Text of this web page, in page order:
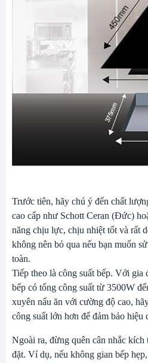
Trước tiên, hãy chú ý đến chất
cao cấp như Schott Ceran (Đức)
năng chịu lực, chịu nhiệt tốt và rất
không nên bỏ qua nếu bạn muốn
toàn.
Tiếp theo là công suất bếp. Với
bếp có tổng công suất từ 3500W
xuyên nấu ăn với cường độ cao,
công suất lớn hơn để đảm bảo hiệu
Ngoài ra, đừng quên cân nhắc
đặt. Ví dụ, nếu không gian bếp